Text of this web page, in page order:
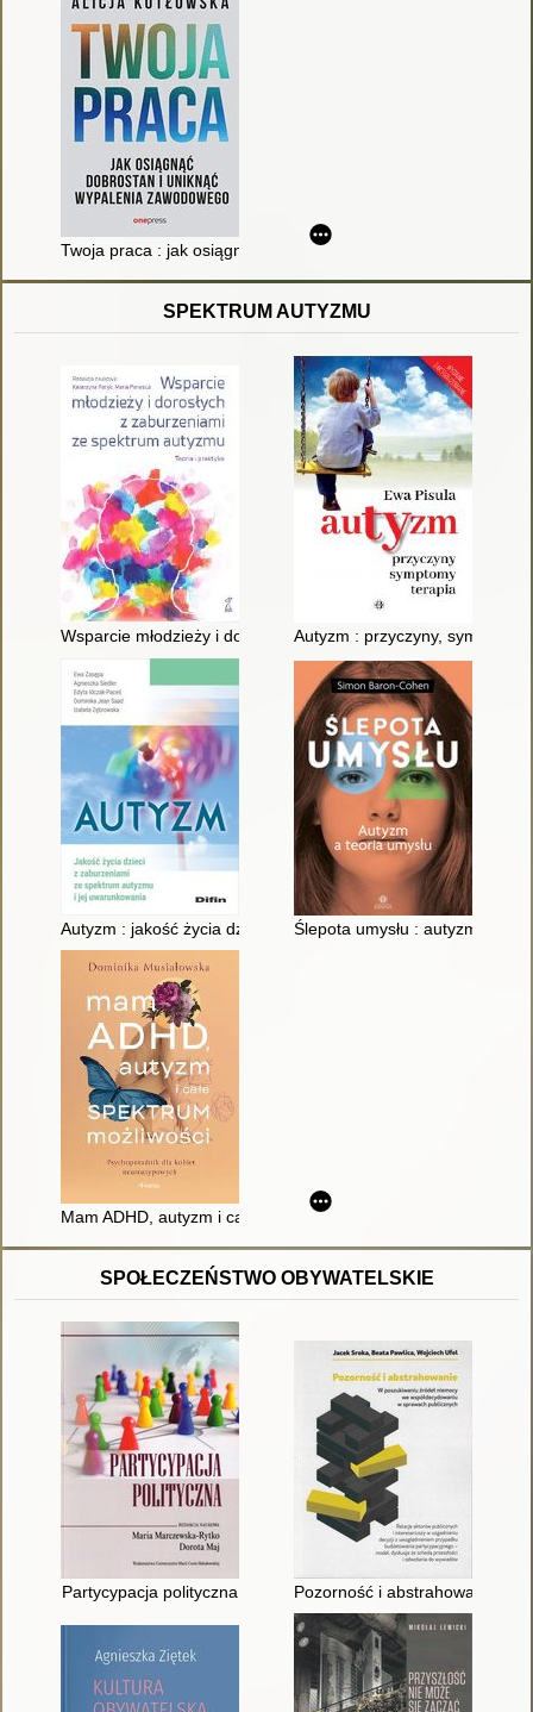
Twoja praca : jak osiągnąć dobrostan i uniknąć wypalenia
SPEKTRUM AUTYZMU
Wsparcie młodzieży i dorosłych z zaburzeniami ze spektrum
Autyzm : przyczyny,
Autyzm : jakość życia dzieci z zaburzeniami ze spektrum
Ślepota umysłu : autyzm a
Mam ADHD, autyzm i całe spektrum możliwości :
SPOŁECZEŃSTWO OBYWATELSKIE
Partycypacja polityczna Pozorność i abstrahowanie : w